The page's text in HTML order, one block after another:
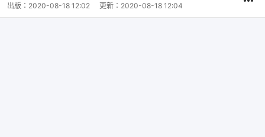
出版： 2020-08-18 12:02 更新： 2020-08-18 12:04